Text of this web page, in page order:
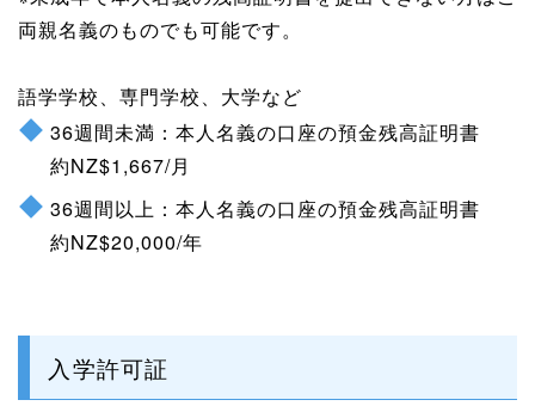
両親名義のものでも可能です。
語学学校、専門学校、大学など
36週間未満：本人名義の口座の預金残高証明書
約NZ$1,667/月
36週間以上：本人名義の口座の預金残高証明書
約NZ$20,000/年
入学許可証